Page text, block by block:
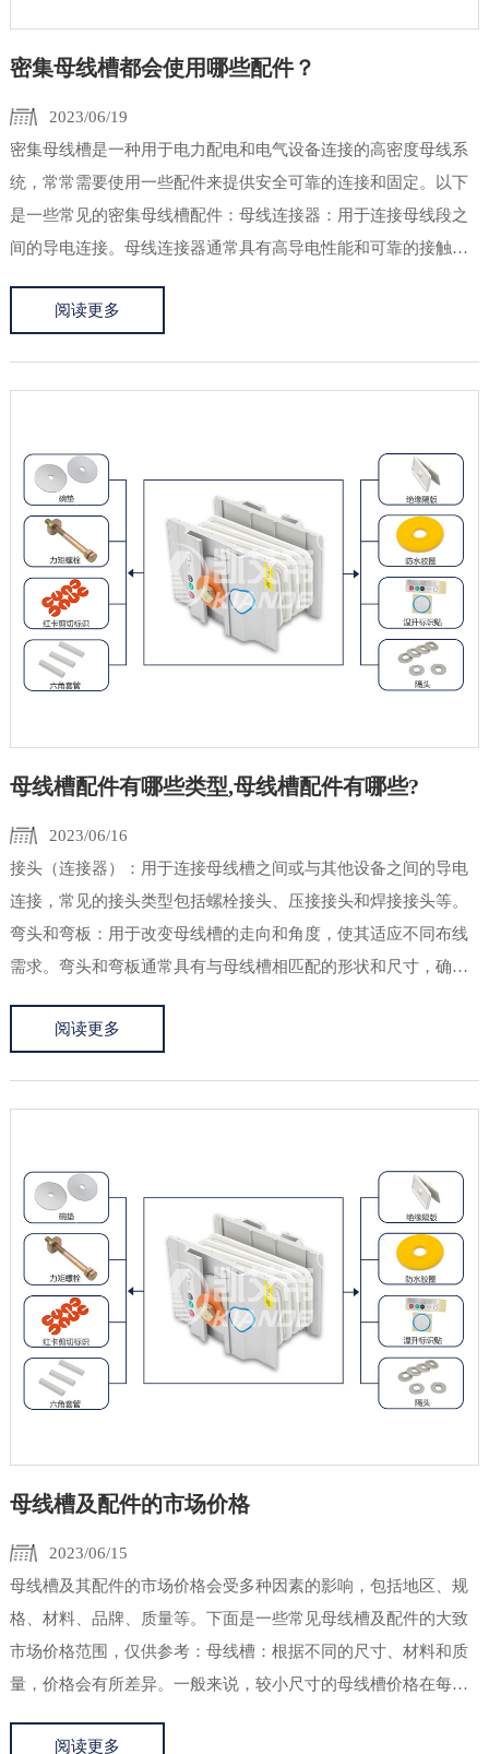
密集母线槽都会使用哪些配件？
2023/06/19
密集母线槽是一种用于电力配电和电气设备连接的高密度母线系
统，常常需要使用一些配件来提供安全可靠的连接和固定。以下
是一些常见的密集母线槽配件：母线连接器：用于连接母线段之
间的导电连接。母线连接器通常具有高导电性能和可靠的接触结
走向和角度，使其适应不同布线需求。弯头和弯板通常具有与母
阅读更多
母线槽配件有哪些类型,母线槽配件有哪些?
2023/06/16
接头（连接器）：用于连接母线槽之间或与其他设备之间的导电
连接，常见的接头类型包括螺栓接头、压接接头和焊接接头等。
弯头和弯板：用于改变母线槽的走向和角度，使其适应不同布线
需求。弯头和弯板通常具有与母线槽相匹配的形状和尺寸，确保
统，保持其稳定和整齐。支架可以是固定在墙壁或地面上的结
阅读更多
母线槽及配件的市场价格
2023/06/15
母线槽及其配件的市场价格会受多种因素的影响，包括地区、规
格、材料、品牌、质量等。下面是一些常见母线槽及配件的大致
市场价格范围，仅供参考：母线槽：根据不同的尺寸、材料和质
量，价格会有所差异。一般来说，较小尺寸的母线槽价格在每米
千元之间。母线连接器：母线连接器的价格取决于其规格、质量
阅读更多